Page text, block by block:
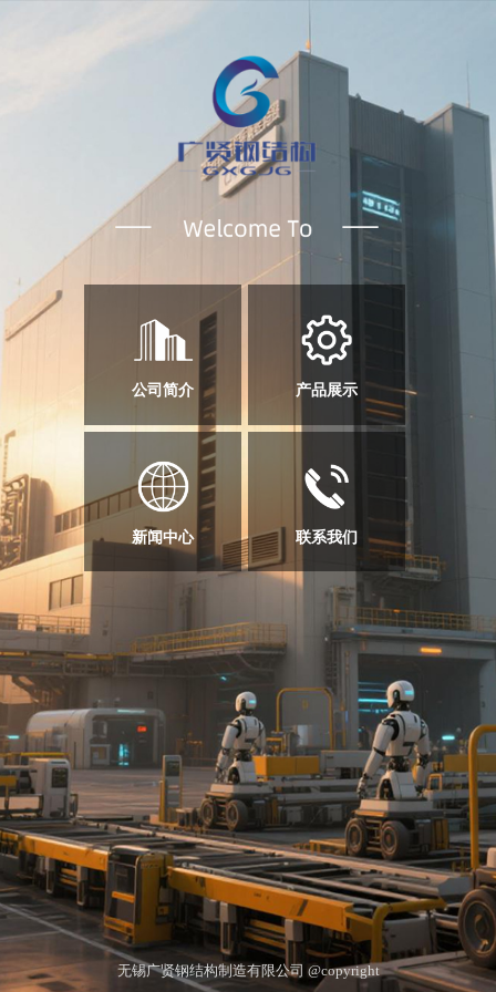
公司简介 产品展示
新闻中心 联系我们
无锡广贤钢结构制造有限公司 @copyright